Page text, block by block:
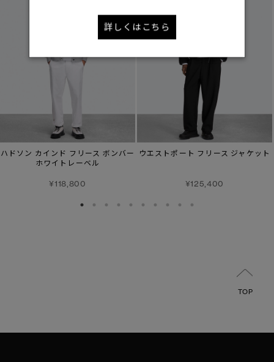
ハドソン カインド フリース ボンバー
ホワイトレーベル
¥118,800
ウエストポート フリース ジャケット
¥125,400
TOP
詳しくはこちら